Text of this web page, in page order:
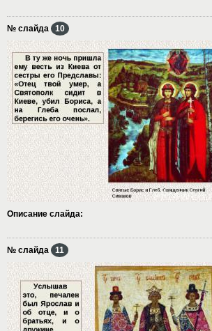
№ слайда 10
Описание слайда:
№ слайда 11